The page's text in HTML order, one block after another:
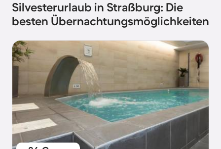
Silvesterurlaub in Straßburg: Die
besten Übernachtungsmöglichkeiten